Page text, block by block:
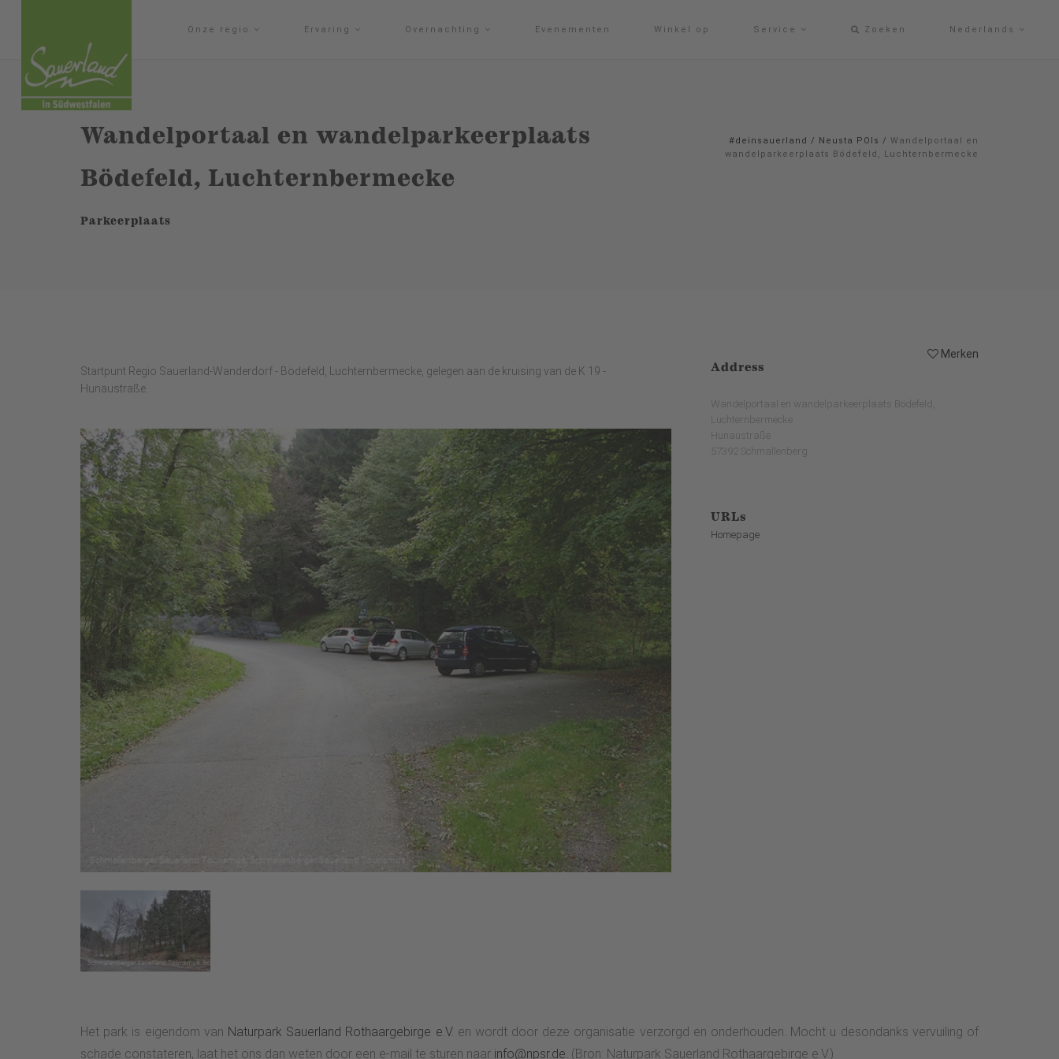
Onze regio Ervaring Overnachting Evenementen Winkel op Service Zoeken Nederlands
Wandelportaal en wandelparkeerplaats
Bödefeld, Luchternbermecke
Parkeerplaats
#deinsauerland / Neusta POIs / Wandelportaal en
wandelparkeerplaats Bödefeld, Luchternbermecke
Merken
Startpunt Regio Sauerland-Wanderdorf - Bödefeld, Luchternbermecke, gelegen aan de kruising van de K 19 -
Hunaustraße.
Address
Wandelportaal en wandelparkeerplaats Bödefeld,
Luchternbermecke
Hunaustraße
57392 Schmallenberg
URLs
Homepage
Het park is eigendom van Naturpark Sauerland Rothaargebirge e.V. en wordt door deze organisatie verzorgd en onderhouden. Mocht u desondanks vervuiling of
schade constateren, laat het ons dan weten door een e-mail te sturen naar info@npsr.de. (Bron: Naturpark Sauerland Rothaargebirge e.V.)